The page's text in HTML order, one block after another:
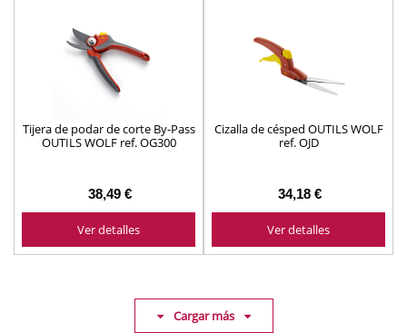
Tijera de podar de corte By-Pass
OUTILS WOLF ref. OG300
38,49 €
Ver detalles
Cizalla de césped OUTILS WOLF
ref. OJD
34,18 €
Ver detalles
Cargar más